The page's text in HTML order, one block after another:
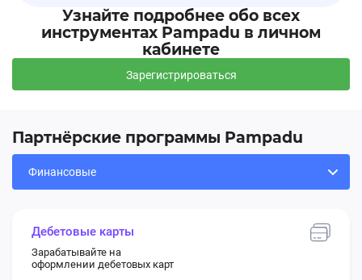
Узнайте подробнее обо всех
инструментах Pampadu в личном
кабинете
Зарегистрироваться
Партнёрские программы Pampadu
Дебетовые карты
Зарабатывайте на
оформлении дебетовых карт